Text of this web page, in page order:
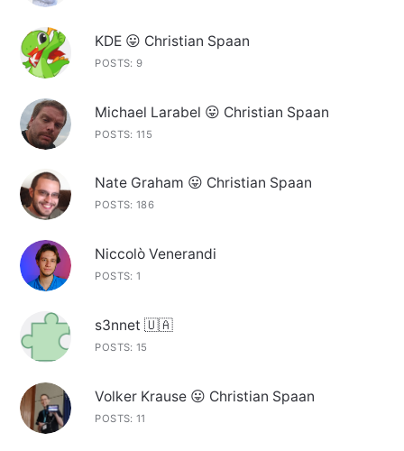
KDE 😛 Christian Spaan
POSTS: 9
Michael Larabel 😛 Christian Spaan
POSTS: 115
Nate Graham 😛 Christian Spaan
POSTS: 186
Niccolò Venerandi
POSTS: 1
s3nnet 🇺🇦
POSTS: 15
Volker Krause 😛 Christian Spaan
POSTS: 11